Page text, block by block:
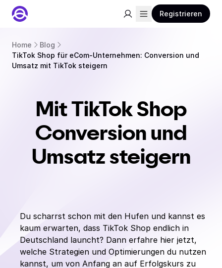
Registrieren
Home
Blog
TikTok Shop für eCom-Unternehmen: Conversion und
Umsatz mit TikTok steigern
Mit TikTok Shop
Conversion und
Umsatz steigern
Du scharrst schon mit den Hufen und kannst es
kaum erwarten, dass TikTok Shop endlich in
Deutschland launcht? Dann erfahre hier jetzt,
welche Strategien und Optimierungen du nutzen
kannst, um von Anfang an auf Erfolgskurs zu